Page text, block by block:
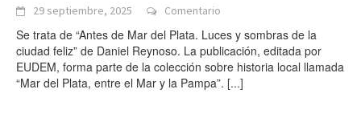
29 septiembre, 2025 Comentario
Se trata de “Antes de Mar del Plata. Luces y sombras de la
ciudad feliz” de Daniel Reynoso. La publicación, editada por
EUDEM, forma parte de la colección sobre historia local llamada
“Mar del Plata, entre el Mar y la Pampa”. [...]